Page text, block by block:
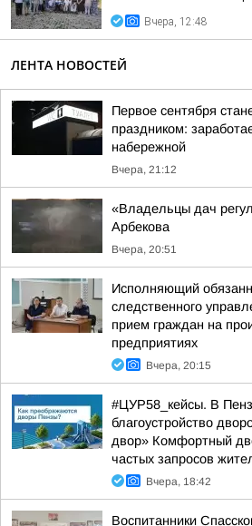
Вчера, 12:48
ЛЕНТА НОВОСТЕЙ
Первое сентября
праздником:
набережной
Вчера, 21:12
«Владельцы дач
Арбекова
Вчера, 20:51
Исполняющий
следственного
прием граждан на
предприятиях
Вчера, 20:15
#ЦУР58_кейсы. В
благоустройство
двор» Комфортный
частых запросов
Вчера, 18:42
Воспитанники